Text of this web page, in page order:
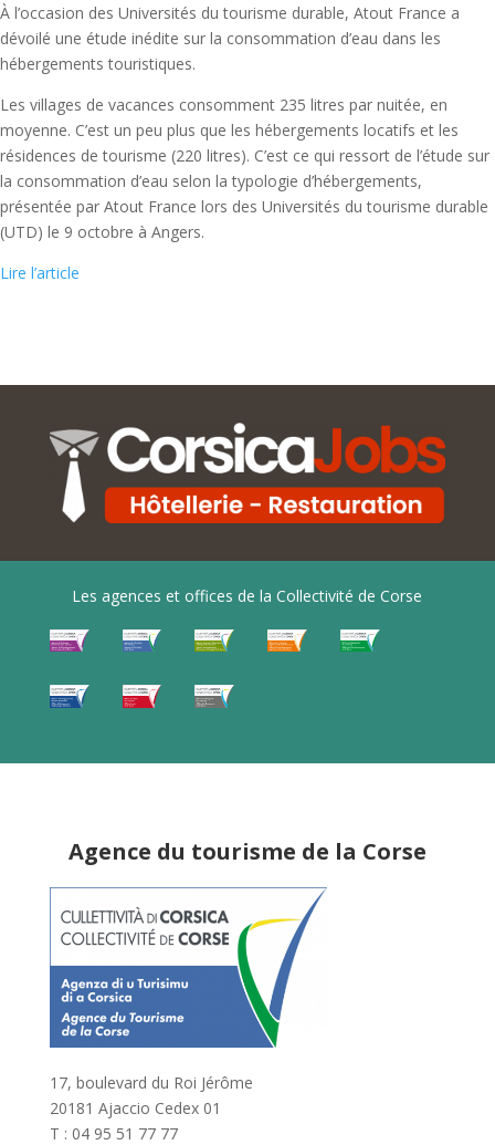
À l’occasion des Universités du tourisme durable, Atout France a
dévoilé une étude inédite sur la consommation d’eau dans les
hébergements touristiques.
Les villages de vacances consomment 235 litres par nuitée, en
moyenne. C’est un peu plus que les hébergements locatifs et les
résidences de tourisme (220 litres). C’est ce qui ressort de l’étude sur
la consommation d’eau selon la typologie d’hébergements,
présentée par Atout France lors des Universités du tourisme durable
(UTD) le 9 octobre à Angers.
Lire l’article
Les agences et offices de la Collectivité de Corse
Agence du tourisme de la Corse
17, boulevard du Roi Jérôme
20181 Ajaccio Cedex 01
T : 04 95 51 77 77